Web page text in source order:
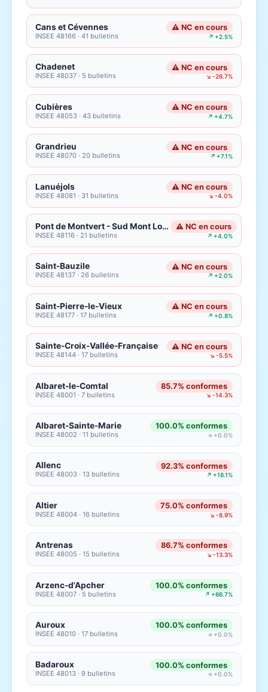
Cans et Cévennes
INSEE 48166 · 41 bulletins
⚠ NC en cours
↗ +2.5%
Chadenet
INSEE 48037 · 5 bulletins
⚠ NC en cours
↘ -26.7%
Cubières
INSEE 48053 · 43 bulletins
⚠ NC en cours
↗ +4.7%
Grandrieu
INSEE 48070 · 20 bulletins
⚠ NC en cours
↗ +7.1%
Lanuéjols
INSEE 48081 · 31 bulletins
⚠ NC en cours
↘ -4.0%
Pont de Montvert - Sud Mont Lozère
INSEE 48116 · 21 bulletins
⚠ NC en cours
↗ +4.0%
Saint-Bauzile
INSEE 48137 · 26 bulletins
⚠ NC en cours
↗ +2.0%
Saint-Pierre-le-Vieux
INSEE 48177 · 17 bulletins
⚠ NC en cours
↗ +0.8%
Sainte-Croix-Vallée-Française
INSEE 48144 · 17 bulletins
⚠ NC en cours
↘ -5.5%
Albaret-le-Comtal
INSEE 48001 · 7 bulletins
85.7% conformes
↘ -14.3%
Albaret-Sainte-Marie
INSEE 48002 · 11 bulletins
100.0% conformes
→ +0.0%
Allenc
INSEE 48003 · 13 bulletins
92.3% conformes
↗ +18.1%
Altier
INSEE 48004 · 16 bulletins
75.0% conformes
↘ -8.9%
Antrenas
INSEE 48005 · 15 bulletins
86.7% conformes
↘ -13.3%
Arzenc-d'Apcher
INSEE 48007 · 5 bulletins
100.0% conformes
↗ +66.7%
Auroux
INSEE 48010 · 17 bulletins
100.0% conformes
→ +0.0%
Badaroux
INSEE 48013 · 9 bulletins
100.0% conformes
→ +0.0%